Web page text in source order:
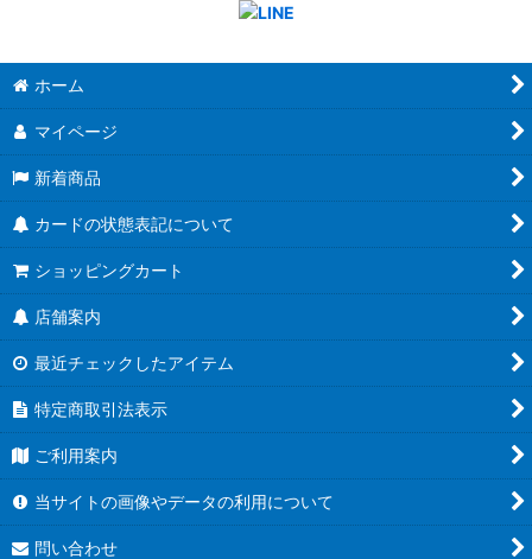
ホーム
マイページ
新着商品
カードの状態表記について
ショッピングカート
店舗案内
最近チェックしたアイテム
特定商取引法表示
ご利用案内
当サイトの画像やデータの利用について
問い合わせ